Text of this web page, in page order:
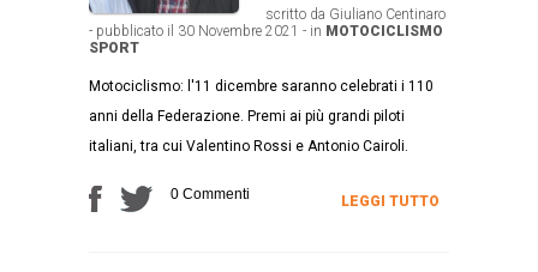
scritto da Giuliano Centinaro
- pubblicato il 30 Novembre 2021 - in MOTOCICLISMO
SPORT
Motociclismo: l'11 dicembre saranno celebrati i 110
anni della Federazione. Premi ai più grandi piloti
italiani, tra cui Valentino Rossi e Antonio Cairoli.
0 Commenti LEGGI TUTTO